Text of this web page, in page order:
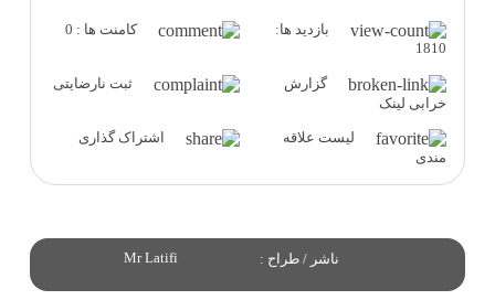
بازدید ها:
1810
کامنت ها : 0
گزارش
خرابی لینک
ثبت نارضایتی
لیست علاقه
مندی
اشتراک گذاری
ناشر / طراح : Mr Latifi